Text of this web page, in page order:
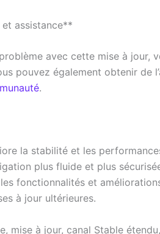
assistance**
avec cette mise à jour,
pouvez également obtenir de
.
la stabilité et les
plus fluide et plus
fonctionnalités et
à jour ultérieures.
mise à jour, canal Stable